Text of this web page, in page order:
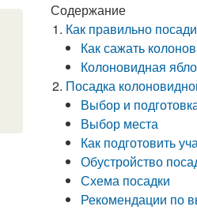
Содержание
Как правильно
Как сажать
Колоновидная
Посадка
Выбор и
Выбор места
Как подготовить
Обустройство
Схема посадки
Рекомендации по